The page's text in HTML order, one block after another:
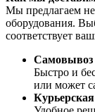
Мы предлагаем
оборудования.
соответствует
Самовывоз
Быстро и
или может